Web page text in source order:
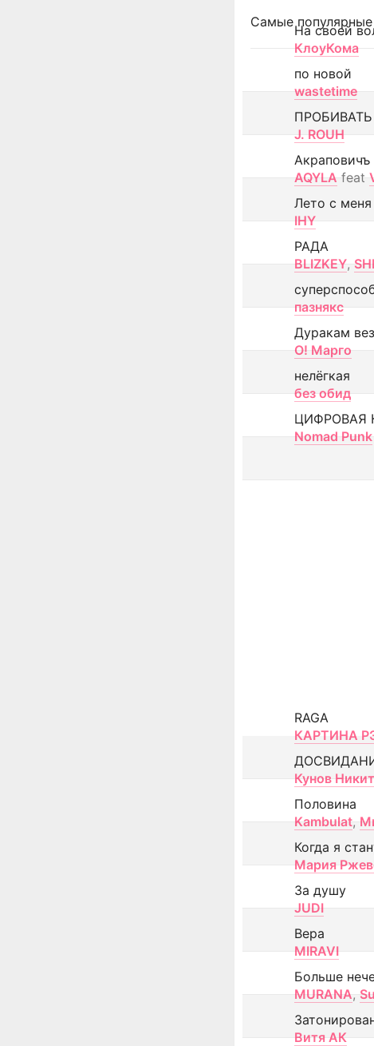
Самые
На своей
КлоуКома
по новой
wastetime
J. ROUH
Акраповичъ
AQYLA feat
Лето с меня
IHY
РАДА
BLIZKEY,
пазнякс
Дуракам
О! Марго
нелёгкая
без обид
ЦИФРОВАЯ
Nomad Punk
RAGA
КАРТИНА
Кунов
Половина
Kambulat,
Когда я
Мария
За душу
JUDI
Вера
MIRAVI
Больше
MURANA,
Витя АК